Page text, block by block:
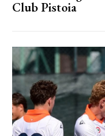
Club Pistoia